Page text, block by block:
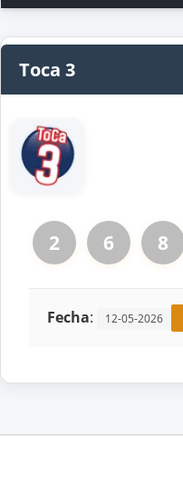
Toca 3
2 6 8
Fecha: 12-05-2026